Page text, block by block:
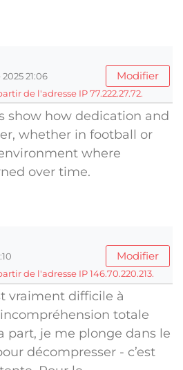
21:06
Modifier
de l'adresse IP 77.222.27.72.
show how dedication and
whether in football or
where
over time.
Modifier
de l'adresse IP 146.70.220.213.
vraiment difficile à
totale
part, je me plonge dans le
décompresser - c’est